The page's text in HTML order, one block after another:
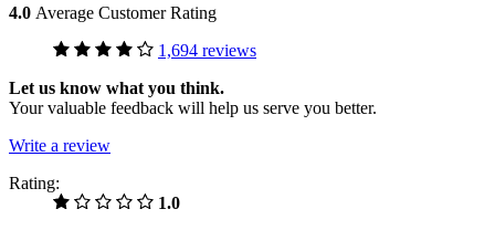
4.0 Average Customer Rating
1,694 reviews
Let us know what you think.
Your valuable feedback will help us serve you better.
Write a review
Rating:
1.0